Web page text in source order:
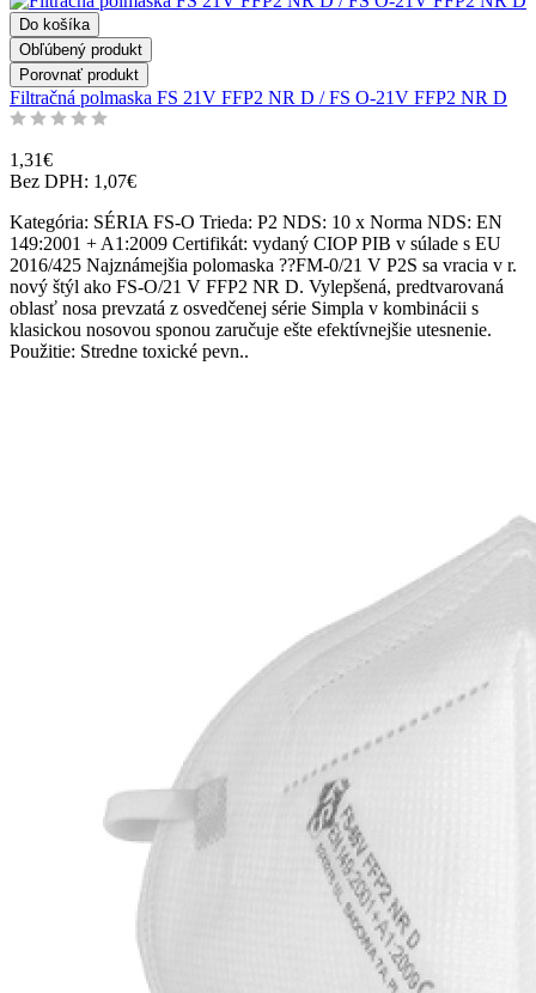
Do košíka
Obľúbený produkt
Porovnať produkt
Filtračná polmaska FS 21V FFP2 NR D / FS O-21V FFP2 NR D
1,31€
Bez DPH: 1,07€
Kategória: SÉRIA FS-O Trieda: P2 NDS: 10 x Norma NDS: EN
149:2001 + A1:2009 Certifikát: vydaný CIOP PIB v súlade s EU
2016/425 Najznámejšia polomaska ??FM-0/21 V P2S sa vracia v r.
nový štýl ako FS-O/21 V FFP2 NR D. Vylepšená, predtvarovaná
oblasť nosa prevzatá z osvedčenej série Simpla v kombinácii s
klasickou nosovou sponou zaručuje ešte efektívnejšie utesnenie.
Použitie: Stredne toxické pevn..